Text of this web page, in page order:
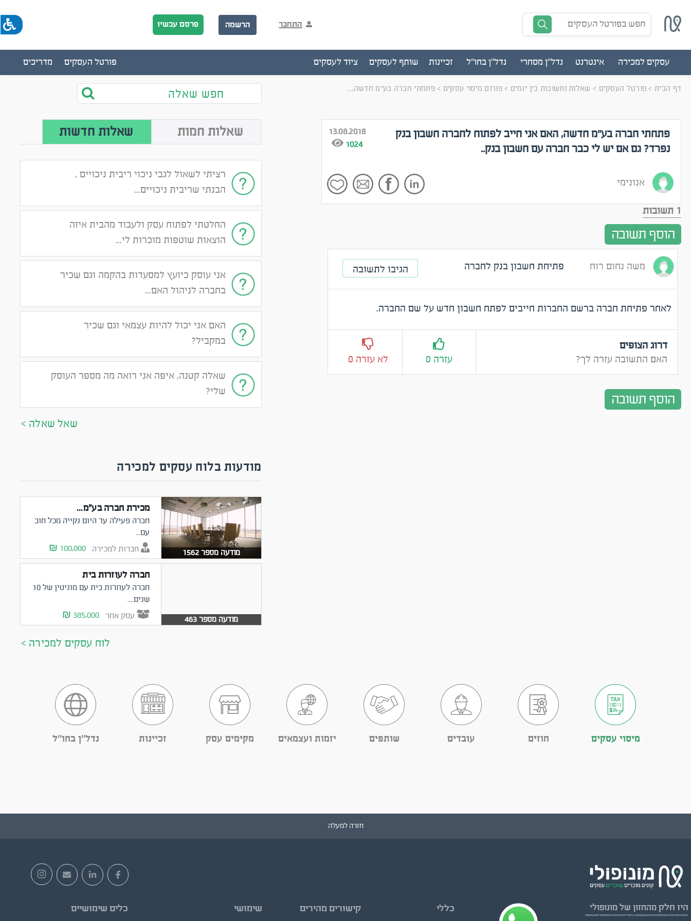
חפש בפורטל העסקים התחבר הרשמה פרסם עכשיו
עסקים למכירה אינטרנט נדל"ן מסחרי נדל"ן בחו"ל זכיינות שותף לעסקים ציוד לעסקים מדריכים פורטל העסקים
דף הבית> פורטל העסקים > שאלות ותשובות בין יזמים >פורום מיסוי עסקים >פתחתי חברה בע"מ חדשה,...
פתחתי חברה בע"מ חדשה, האם אני חייב לפתוח לחברה חשבון בנק
נפרד? גם אם יש לי כבר חברה עם חשבון בנק..
13.08.2018
1024
אנונימי
1 תשובות
הוסף תשובה
משה נחום רוח פתיחת חשבון בנק לחברה הגיבו לתשובה
לאחר פתיחת חברה ברשם החברות חייבים לפתח חשבון חדש על שם החברה.
דרוג הצופים
האם התשובה עזרה לך?
עזרה 0 לא עזרה 0
הוסף תשובה
חפש שאלה
שאלות חמות שאלות חדשות
רציתי לשאול לגבי ניכוי ריבית ניכויים ,
הבנתי שריבית ניכויים...
החלטתי לפתוח עסק ולעבוד מהבית איזה
הוצאות שוטפות מוכרות לי...
אני עוסק כיועץ למסעדות בהקמה וגם שכיר
בחברה לניהול האם...
האם אני יכול להיות עצמאי וגם שכיר
במקביל?
שאלה קטנה, איפה אני רואה מה מספר העוסק
שלי?
שאל שאלה >
מודעות בלוח עסקים למכירה
מודעה מספר 1562
מכירת חברה בע"מ...
חברה פעילה עד היום נקייה מכל חוב
עם...
חברות למכירה100,000 ₪
מודעה מספר 463
חברה לעוזרות בית
חברה לעוזרות בית עם מוניטין של 10
שנים....
עסק אחר 385,000 ₪
לוח עסקים למכירה >
מיסוי עסקים חוזים עובדים שותפים יזמות ועצמאים מקימים עסק זכיינות נדל''ן בחו''ל
חזרה למעלה
היו חלקמהחזון של מונופולי כללי קישורים מהירים שימושי כלים שימושיים